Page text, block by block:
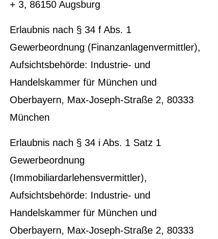
+ 3, 86150 Augsburg
Erlaubnis nach § 34 f Abs. 1
Gewerbeordnung (Finanzanlagenvermittler),
Aufsichtsbehörde: Industrie- und
Handelskammer für München und
Oberbayern, Max-Joseph-Straße 2, 80333
München
Erlaubnis nach § 34 i Abs. 1 Satz 1
Gewerbeordnung
(Immobiliardarlehensvermittler),
Aufsichtsbehörde: Industrie- und
Handelskammer für München und
Oberbayern, Max-Joseph-Straße 2, 80333